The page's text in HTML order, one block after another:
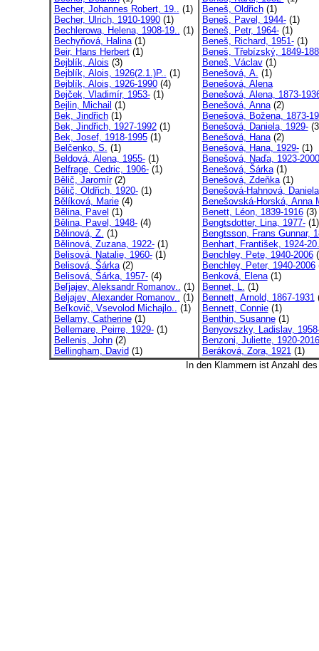
Becher, Johannes Robert, 19.. (1)
Becher, Ulrich, 1910-1990(1)
Bechlerowa, Helena, 1908-19.. (1)
Bechyňová, Halina(1)
Beir, Hans Herbert(1)
Bejblík, Alois (3)
Bejblík, Alois, 1926(2.1.)P.. (1)
Bejblík, Alois, 1926-1990(4)
Bejček, Vladimír, 1953-(1)
Bejlin, Michail (1)
Bek, Jindřich(1)
Bek, Jindřich, 1927-1992(1)
Bek, Josef, 1918-1995(1)
Belčenko, S. (1)
Beldová, Alena, 1955-(1)
Belfrage, Cedric, 1906-(1)
Bělič, Jaromír(2)
Bělič, Oldřich, 1920-(1)
Bělíková, Marie(4)
Bělina, Pavel (1)
Bělina, Pavel, 1948-(4)
Bělinová, Z. (1)
Bělinová, Zuzana, 1922-(1)
Belisová, Natalie, 1960-(1)
Belisová, Šárka(2)
Belisová, Šárka, 1957-(4)
Beľjajev, Aleksandr Romanov.. (1)
Beljajev, Alexander Romanov.. (1)
Beľkovič, Vsevolod Michajlo.. (1)
Bellamy, Catherine(1)
Bellemare, Peirre, 1929-(1)
Bellenis, John(2)
Bellingham, David (1)
Beneš, Oldřich(1)
Beneš, Pavel, 1944-(1)
Beneš, Petr, 1964-(1)
Beneš, Richard, 1951-(1)
Beneš, Třebízský, 1849-
Beneš, Václav(1)
Benešová, A. (1)
Benešová, Alena
Benešová, Alena, 1873-
Benešová, Anna(2)
Benešová, Božena, 1873-
Benešová, Daniela, 1929-
Benešová, Hana(2)
Benešová, Hana, 1929-(1)
Benešová, Naďa, 1923-2000
Benešová, Šárka(1)
Benešová, Zdeňka(1)
Benešová-Hahnová, Daniela
Benešovská-Horská, Anna
Benett, Léon, 1839-1916(3)
Bengtsdotter, Lina, 1977-(1)
Bengtsson, Frans Gunnar,
Benhart, František, 1924-
Benchley, Pete, 1940-2006
Benchley, Peter, 1940-2006
Benková, Elena(1)
Bennet, L. (1)
Bennett, Arnold, 1867-1931
Bennett, Connie(1)
Benthin, Susanne(1)
Benyovszky, Ladislav,
Benzoni, Juliette, 1920-2016
Beráková, Zora, 1921(1)
In den Klammern ist Anzahl